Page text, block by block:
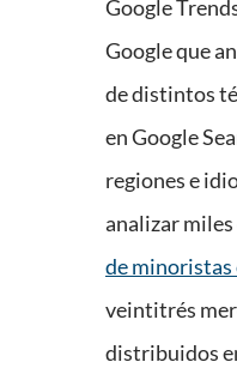
Google
Google que
de distintos
en Google
regiones e
analizar miles
de minoristas
veintitrés
distribuidos